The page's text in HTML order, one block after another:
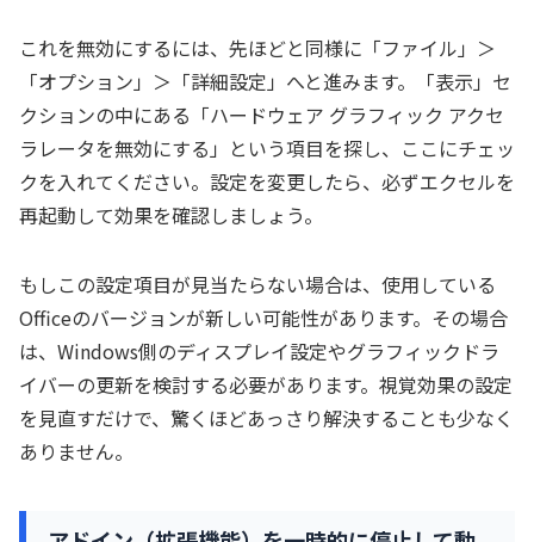
これを無効にするには、先ほどと同様に「ファイル」＞
「オプション」＞「詳細設定」へと進みます。「表示」セ
クションの中にある「ハードウェア グラフィック アクセ
ラレータを無効にする」という項目を探し、ここにチェッ
クを入れてください。設定を変更したら、必ずエクセルを
再起動して効果を確認しましょう。
もしこの設定項目が見当たらない場合は、使用している
Officeのバージョンが新しい可能性があります。その場合
は、Windows側のディスプレイ設定やグラフィックドラ
イバーの更新を検討する必要があります。視覚効果の設定
を見直すだけで、驚くほどあっさり解決することも少なく
ありません。